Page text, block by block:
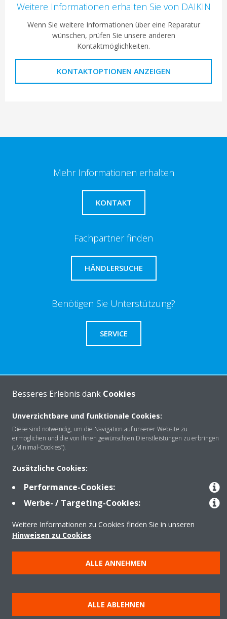
Weitere Informationen erhalten Sie von DAIKIN
Wenn Sie weitere Informationen über eine Reparatur
wünschen, prüfen Sie unsere anderen
Kontaktmöglichkeiten.
KONTAKTOPTIONEN ANZEIGEN
Mehr Informationen erhalten
KONTAKT
Fachpartner finden
HÄNDLERSUCHE
Benötigen Sie Unterstützung?
SERVICE
Über Daikin
Lösungen
Kontakt
Produkte
Hinweis zu Cookies
Datenschutzerklärung
Besseres Erlebnis dank Cookies
Unverzichtbare und funktionale Cookies:
Diese sind notwendig, um die Navigation auf unserer Website zu
ermöglichen und die von Ihnen gewünschten Dienstleistungen zu erbringen
(„Minimal-Cookies“).
Zusätzliche Cookies:
Performance-Cookies:
Werbe- / Targeting-Cookies:
Weitere Informationen zu Cookies finden Sie in unseren
Hinweisen zu Cookies.
ALLE ANNEHMEN
ALLE ABLEHNEN